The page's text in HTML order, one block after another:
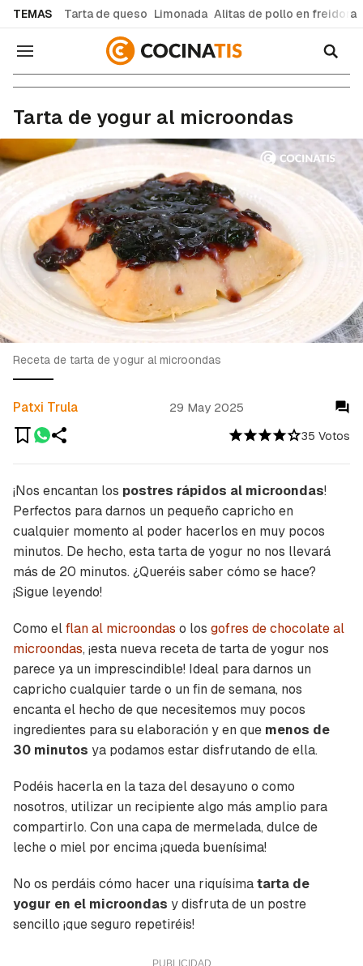
TEMAS Tarta de queso Limonada Alitas de pollo en freidora
Navegación
Tarta de yogur al microondas
35 Votos
Patxi Trula 29 May 2025
Receta de tarta de yogur al microondas
¡Nos encantan los postres rápidos al microondas!
Perfectos para darnos un pequeño capricho en
cualquier momento al poder hacerlos en muy pocos
minutos. De hecho, esta tarta de yogur no nos llevará
más de 20 minutos. ¿Queréis saber cómo se hace?
¡Sigue leyendo!
Como elflan al microondas o los gofres de chocolate al
microondas, ¡esta nueva receta de tarta de yogur nos
parece ya un imprescindible! Ideal para darnos un
capricho cualquier tarde o un fin de semana, nos
encanta el hecho de que necesitemos muy pocos
ingredientes para su elaboración y en que menos de
30 minutos ya podamos estar disfrutando de ella.
Podéis hacerla en la taza del desayuno o como
nosotros, utilizar un recipiente algo más amplio para
compartirlo. Con una capa de mermelada, dulce de
leche o miel por encima ¡queda buenísima!
No os perdáis cómo hacer una riquísimatarta de
yogur en el microondas y disfruta de un postre
sencillo ¡que seguro repetiréis!